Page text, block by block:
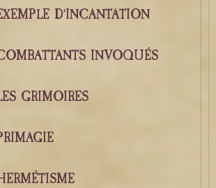
D'INCANTATION
INVOQUÉS
GRIMOIRES